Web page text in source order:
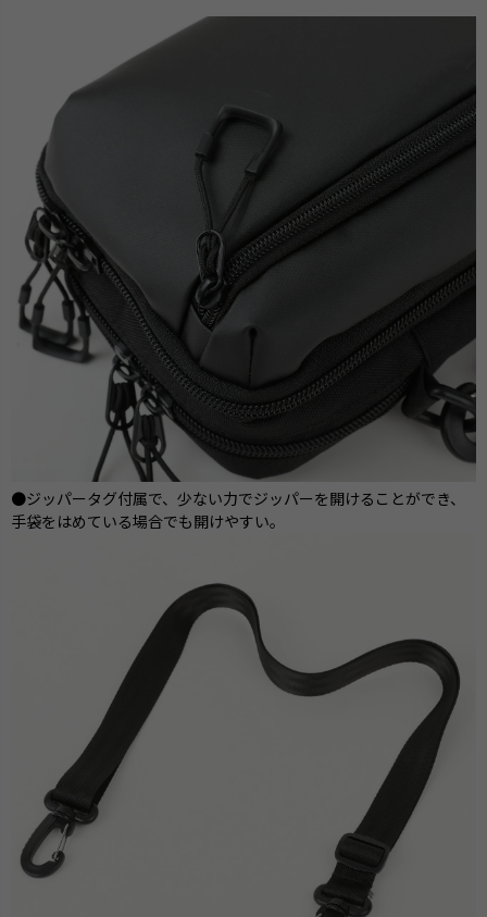
●ジッパータグ付属で、少ない力でジッパーを開けることができ、
手袋をはめている場合でも開けやすい。